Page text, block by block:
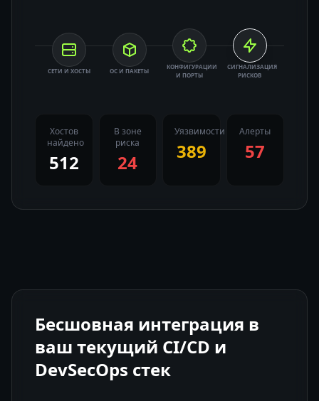
СЕТИ И ХОСТЫ ОС И ПАКЕТЫ
КОНФИГУРАЦИИ
И ПОРТЫ
СИГНАЛИЗАЦИЯ
РИСКОВ
Хостов
найдено
512
В зоне
риска
24
Уязвимости
389
Алерты
57
Бесшовная интеграция в
ваш текущий CI/CD и
DevSecOps стек